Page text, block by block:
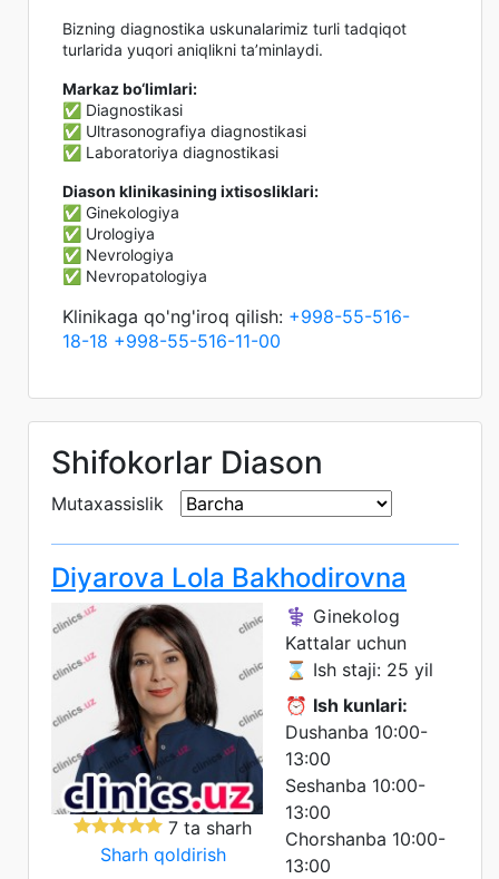
Bizning diagnostika uskunalarimiz turli tadqiqot
turlarida yuqori aniqlikni ta’minlaydi.
Markaz bo‘limlari:
✅ Diagnostikasi
✅ Ultrasonografiya diagnostikasi
✅ Laboratoriya diagnostikasi
Diason klinikasining ixtisosliklari:
✅ Ginekologiya
✅ Urologiya
✅ Nevrologiya
✅ Nevropatologiya
Klinikaga qo'ng'iroq qilish: +998-55-516-
18-18 +998-55-516-11-00
Shifokorlar Diason
Mutaxassislik
Diyarova Lola Bakhodirovna
7 ta sharh
Sharh qoldirish
⚕️ Ginekolog
Kattalar uchun
⌛ Ish staji: 25 yil
⏰ Ish kunlari:
Dushanba 10:00-
13:00
Seshanba 10:00-
13:00
Chorshanba 10:00-
13:00